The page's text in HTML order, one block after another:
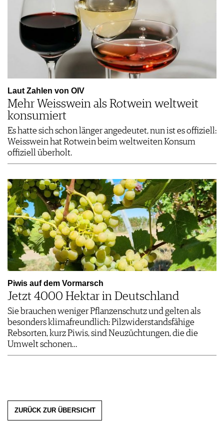
Laut Zahlen von OIV
Mehr Weisswein als Rotwein weltweit
konsumiert
Es hatte sich schon länger angedeutet, nun ist es offiziell:
Weisswein hat Rotwein beim weltweiten Konsum
offiziell überholt.
Piwis auf dem Vormarsch
Jetzt 4000 Hektar in Deutschland
Sie brauchen weniger Pflanzenschutz und gelten als
besonders klimafreundlich: Pilzwiderstandsfähige
Rebsorten, kurz Piwis, sind Neuzüchtungen, die die
Umwelt schonen…
ZURÜCK ZUR ÜBERSICHT